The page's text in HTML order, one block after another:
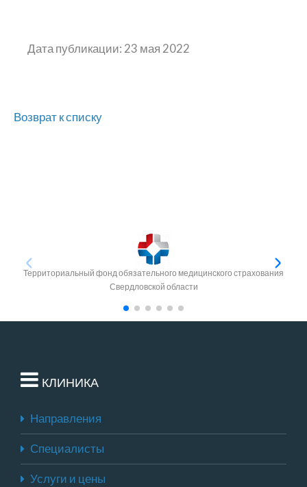
Дата публикации: 23 мая 2022
Возврат к списку
Территориальный фонд обязательного медицинского страхования
Свердловской области
КЛИНИКА
Направления
Специалисты
Услуги и цены